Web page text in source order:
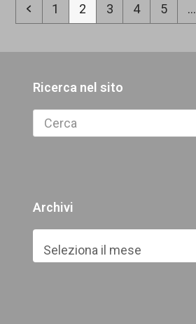
Precedente
Pagina
1 Pagina
2 Pagina
3 Pagina
4 Pagina
5 …
Ricerca nel sito
Search
Archivi